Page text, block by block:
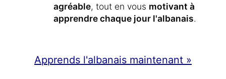
agréable, tout en vous motivant à
apprendre chaque jour l'albanais.
Apprends l'albanais maintenant »